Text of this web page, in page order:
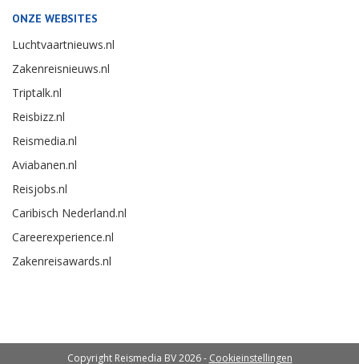
ONZE WEBSITES
Luchtvaartnieuws.nl
Zakenreisnieuws.nl
Triptalk.nl
Reisbizz.nl
Reismedia.nl
Aviabanen.nl
Reisjobs.nl
Caribisch Nederland.nl
Careerexperience.nl
Zakenreisawards.nl
Copyright Reismedia BV 2026 - Cookieinstellingen